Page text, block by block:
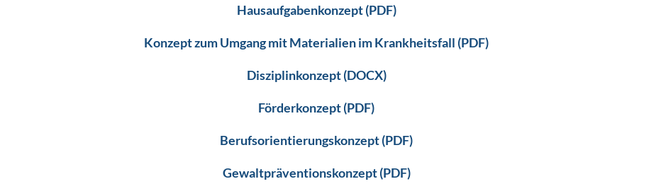
Hausaufgabenkonzept (PDF)
Konzept zum Umgang mit Materialien im Krankheitsfall (PDF)
Disziplinkonzept (DOCX)
Förderkonzept (PDF)
Berufsorientierungskonzept (PDF)
Gewaltpräventionskonzept (PDF)